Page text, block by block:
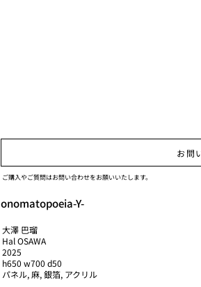
お問
ご購入やご質問はお問い合わせをお願いいたします。
onomatopoeia-Y-
大澤 巴瑠
Hal OSAWA
2025
h650 w700 d50
パネル, 麻, 銀箔, アクリル